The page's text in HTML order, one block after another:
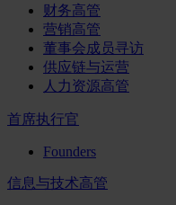
财务高管
营销高管
董事会成员寻访
供应链与运营
人力资源高管
首席执行官
Founders
信息与技术高管